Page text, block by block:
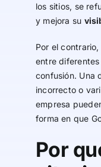
los sitios, se
y mejora su
Por el
entre
confusión. Una
incorrecto o
empresa
forma en que
Por